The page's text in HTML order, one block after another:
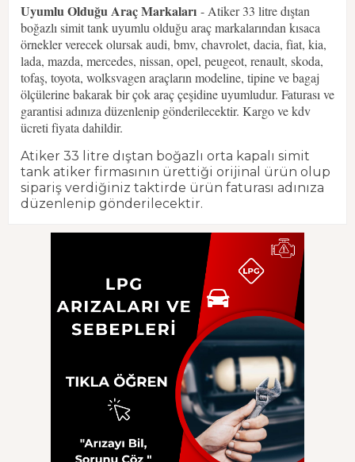
Uyumlu Olduğu Araç Markaları - Atiker 33 litre dıştan
boğazlı simit tank uyumlu olduğu araç markalarından kısaca
örnekler verecek olursak audi, bmv, chavrolet, dacia, fiat, kia,
lada, mazda, mercedes, nissan, opel, peugeot, renault, skoda,
tofaş, toyota, wolksvagen araçların modeline, tipine ve bagaj
ölçülerine bakarak bir çok araç çeşidine uyumludur. Faturası ve
garantisi adınıza düzenlenip gönderilecektir. Kargo ve kdv
ücreti fiyata dahildir.
Atiker 33 litre dıştan boğazlı orta kapalı simit
tank atiker firmasının ürettiği orijinal ürün olup
sipariş verdiğiniz taktirde ürün faturası adınıza
düzenlenip gönderilecektir.